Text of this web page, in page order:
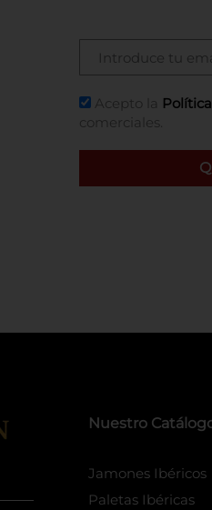
Acepto la
comerciales.
Nuestro
Jamones Ibéricos
Paletas Ibéricas